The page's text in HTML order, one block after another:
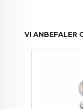
VI ANBEFALER